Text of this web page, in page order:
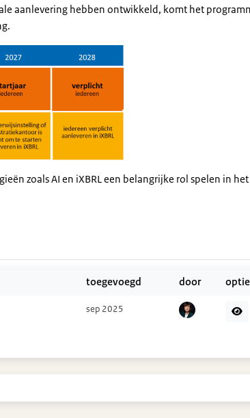
aanlevering hebben ontwikkeld, komt het
zoals AI en iXBRL een belangrijke rol spelen in het
toegevoegd door
sep 2025